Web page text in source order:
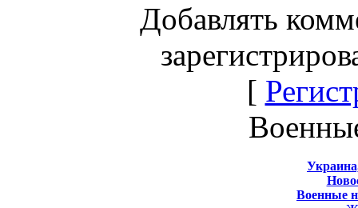
Добавлять
[
Военные